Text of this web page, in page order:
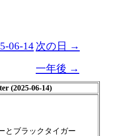
06-14 次の日 →
一年後 →
(2025-06-14)
とブラックタイガー